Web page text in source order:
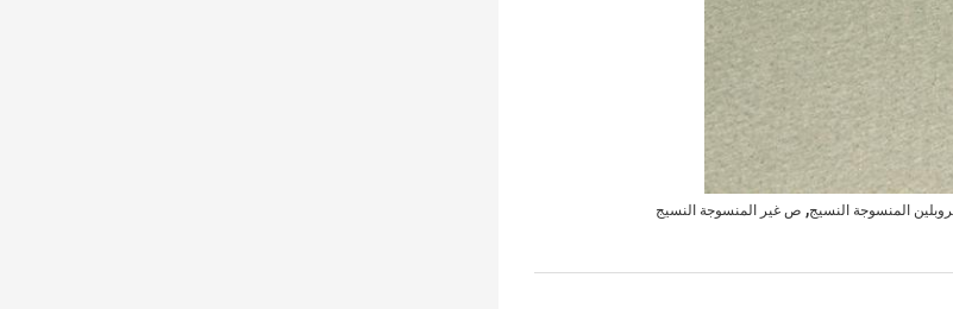
المنسوجة النسيج, ص غير المنسوجة النسيج